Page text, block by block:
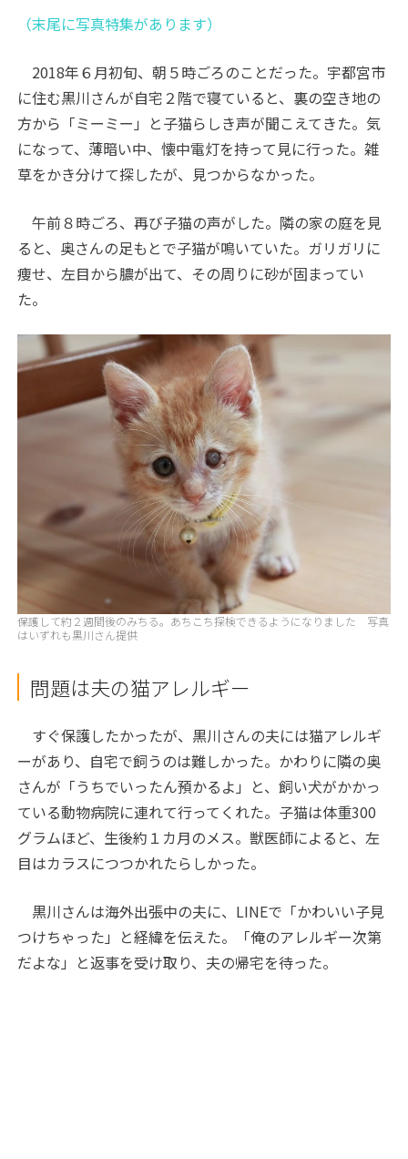
（末尾に写真特集があります）
2018年６月初旬、朝５時ごろのことだった。宇都宮市
に住む黒川さんが自宅２階で寝ていると、裏の空き地の
方から「ミーミー」と子猫らしき声が聞こえてきた。気
になって、薄暗い中、懐中電灯を持って見に行った。雑
草をかき分けて探したが、見つからなかった。
午前８時ごろ、再び子猫の声がした。隣の家の庭を見
ると、奥さんの足もとで子猫が鳴いていた。ガリガリに
痩せ、左目から膿が出て、その周りに砂が固まってい
た。
保護して約２週間後のみちる。あちこち探検できるようになりました 写真
はいずれも黒川さん提供
問題は夫の猫アレルギー
すぐ保護したかったが、黒川さんの夫には猫アレルギ
ーがあり、自宅で飼うのは難しかった。かわりに隣の奥
さんが「うちでいったん預かるよ」と、飼い犬がかかっ
ている動物病院に連れて行ってくれた。子猫は体重300
グラムほど、生後約１カ月のメス。獣医師によると、左
目はカラスにつつかれたらしかった。
黒川さんは海外出張中の夫に、LINEで「かわいい子見
つけちゃった」と経緯を伝えた。「俺のアレルギー次第
だよな」と返事を受け取り、夫の帰宅を待った。